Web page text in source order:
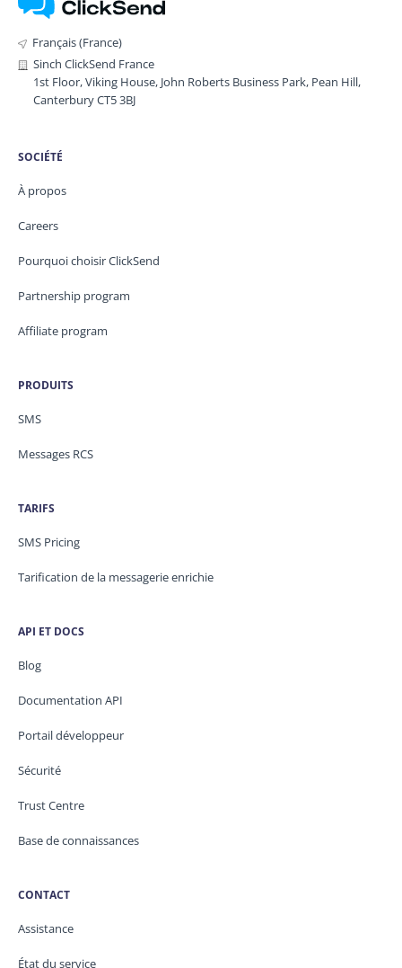
Français (France)
Sinch ClickSend France
1st Floor, Viking House, John Roberts Business Park, Pean Hill,
Canterbury CT5 3BJ
SOCIÉTÉ
À propos
Careers
Pourquoi choisir ClickSend
Partnership program
Affiliate program
PRODUITS
SMS
Messages RCS
TARIFS
SMS Pricing
Tarification de la messagerie enrichie
API ET DOCS
Blog
Documentation API
Portail développeur
Sécurité
Trust Centre
Base de connaissances
CONTACT
Assistance
État du service